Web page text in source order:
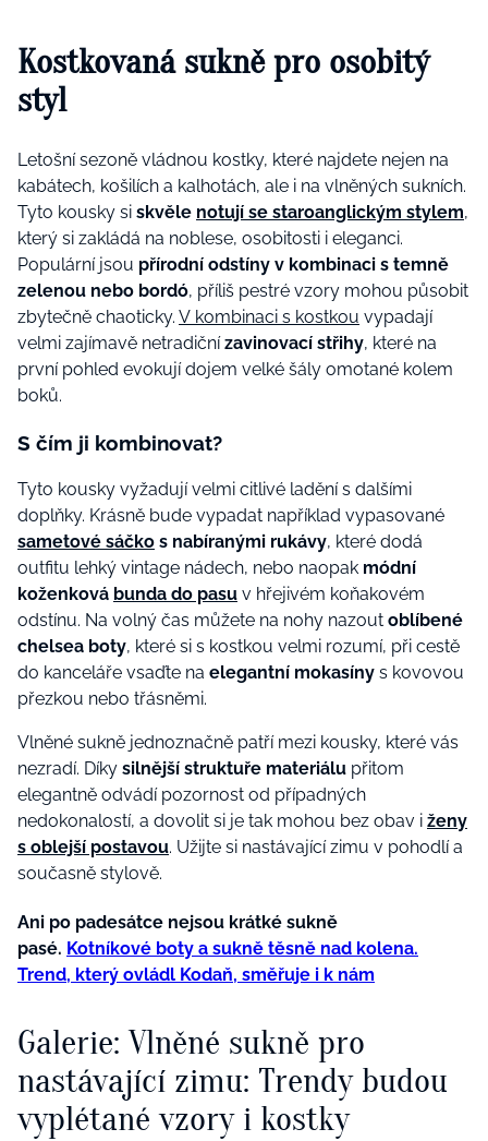
Kostkovaná sukně pro osobitý
styl
Letošní sezoně vládnou kostky, které najdete nejen na
kabátech, košilích a kalhotách, ale i na vlněných sukních.
Tyto kousky si skvěle notují se staroanglickým stylem,
který si zakládá na noblese, osobitosti i eleganci.
Populární jsou přírodní odstíny v kombinaci s temně
zelenou nebo bordó, příliš pestré vzory mohou působit
zbytečně chaoticky. V kombinaci s kostkou vypadají
velmi zajímavě netradičnízavinovací střihy, které na
první pohled evokují dojem velké šály omotané kolem
boků.
S čím ji kombinovat?
Tyto kousky vyžadují velmi citlivé ladění s dalšími
doplňky. Krásně bude vypadat například vypasované
sametové sáčko s nabíranými rukávy, které dodá
outfitu lehký vintage nádech, nebo naopak módní
koženková bunda do pasu v hřejivém koňakovém
odstínu. Na volný čas můžete na nohy nazout oblíbené
chelsea boty, které si s kostkou velmi rozumí, při cestě
do kanceláře vsaďte na elegantní mokasíny s kovovou
přezkou nebo třásněmi.
Vlněné sukně jednoznačně patří mezi kousky, které vás
nezradí. Díky silnější struktuře materiálu přitom
elegantně odvádí pozornost od případných
nedokonalostí, a dovolit si je tak mohou bez obav i ženy
s oblejší postavou. Užijte si nastávající zimu v pohodlí a
současně stylově.
Ani po padesátce nejsou krátké sukně
pasé. Kotníkové boty a sukně těsně nad kolena.
Trend, který ovládl Kodaň, směřuje i k nám
Galerie: Vlněné sukně pro
nastávající zimu: Trendy budou
vyplétané vzory i kostky